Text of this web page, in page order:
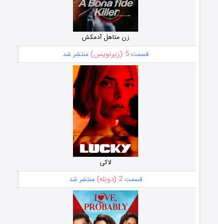
زن متاهل آدمکش
قسمت5 (زیرنویس) منتشر شد
لاکی
قسمت2 (دوبله) منتشر شد